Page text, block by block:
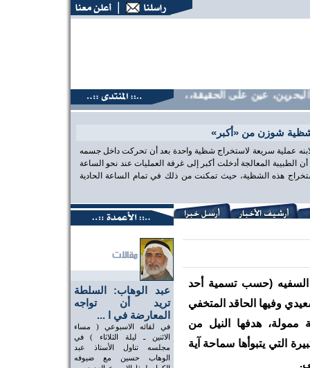
عين على الحقيقة،، منتديات البحرين، عين على
شوزن من «أكبر»
عملية سريعة لاستخراج شظية واحدة بعد أن تحركت داخل جسمه
المعالجة أدخلت أكبر إلى غرفة العمليات عند نحو الساعة
هذه الشظية، حيث تمكنت من ذلك في تمام الساعة الحادية
عبد الوهاب: السلطة
تريد أن تواجه
المعارضة في ا ...
في لقائه الاسبوعي ( مساء
الاثنين ـ ليلة الثلاثاء ) في
مجلسه تناول الأستاذ عبد
الوهاب حسين مع ضيوفه
السفيه (حسب تسمية أحد
وفيها الحاقد المتخفي
ممولة، هدفها النيل من
التي يتبوأها سماحة آية